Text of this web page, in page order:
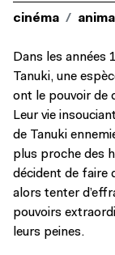
cinéma
Dans les années
Tanuki, une
ont le pouvoir de
Leur vie
de Tanuki
plus proche des
décident de faire
alors tenter
pouvoirs
leurs peines.